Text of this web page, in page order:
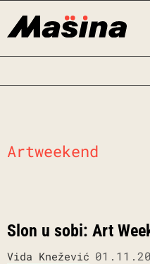
Artweekend
Slon u sobi: Art
Vida Knežević